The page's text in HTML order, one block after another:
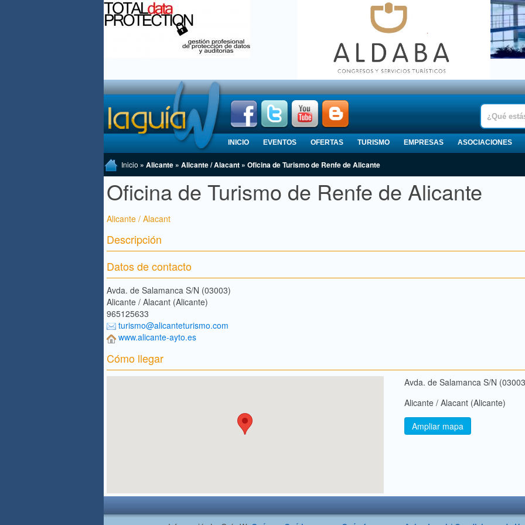
INICIO EVENTOS OFERTAS TURISMO EMPRESAS ASOCIACIONES
Inicio » Alicante » Alicante / Alacant » Oficina de Turismo de Renfe de Alicante
Oficina de Turismo de Renfe de Alicante
Alicante / Alacant
Descripción
Datos de contacto
Avda. de Salamanca S/N (03003)
Alicante / Alacant (Alicante)
965125633
turismo@alicanteturismo.com
www.alicante-ayto.es
Cómo llegar
Avda. de Salamanca S/N
Alicante / Alacant (Alicante)
Ampliar mapa